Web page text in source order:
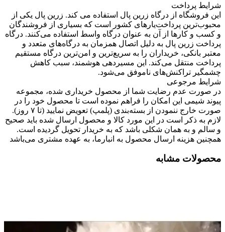
شرایط پرداخت
این فروشگاه از درگاه زرین پال استفاده می کند. زرین پال یکی از
محبوب‌ترین پرداخت‌یارهای کشور است که بسیاری از فروشندگان
و کسب و کارها از آن به عنوان درگاه واسط استفاده می‌کنند. درگاه
پرداخت زرین پال به دلیل اتصال همزمان به درگاه‌های متعدد و
معتبر بانکی، خریداران را به سریع‌ترین و امن‌ترین درگاه مستقیم
پرداخت منتقل می‌کند. این مسیردهی هوشمند، سبب کاهش
چشمگیر تراکنش‌های ناموفق می‌شود.
شرایط مرجوعی
در صورت عدم رضایت شما از محصول خریداری شده، مجموعه
پیوند شیمی این امکان را فراهم نموده است تا محصول خود را در
صورت خارج ننمودن از بسته‌بندی (پلمپ) تعویض نمایید (تا ۷ روز).
لازم به ذکر است در این مورد کالا و محصول ارسال شده باید صحیح
و سالم و به همان شکلی باشد که به خریدار تحویل گردیده است.
همچنین هزینه ارسال محصول به انبارما، به عهده مشتری می‌باشد
محصولات مشابه